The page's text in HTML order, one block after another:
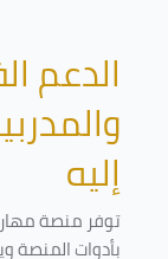
الدعم
إليه
توفر منصة
بأدوات المنصة